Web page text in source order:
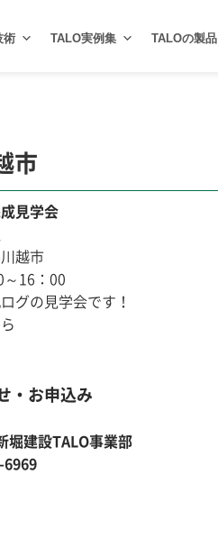
術 TALO実例集 TALOの製品
市
見学会
越市
16：00
グの見学会です！
・お申込み
建設TALO事業部
6969